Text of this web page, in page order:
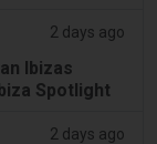
2 days ago
Ibizas
Spotlight
2 days ago